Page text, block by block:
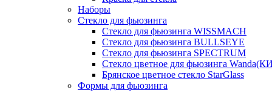
Наборы
Стекло для фьюзинга
Стекло для фьюзинга WISSMACH
Стекло для фьюзинга BULLSEYE
Стекло для фьюзинга SPECTRUM
Стекло цветное для фьюзинга
Брянское цветное стекло StarGlass
Формы для фьюзинга